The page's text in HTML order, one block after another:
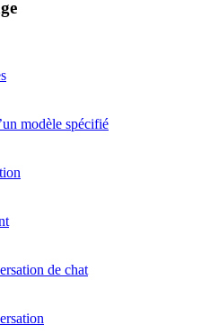
modèle spécifié
de chat